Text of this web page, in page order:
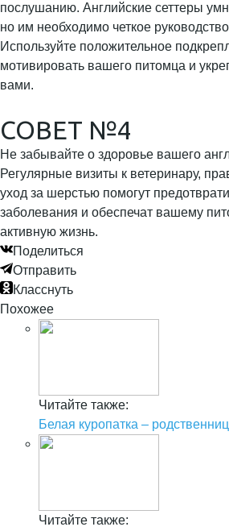
послушанию. Английские сеттеры
но им необходимо четкое руководство
Используйте положительное
мотивировать вашего питомца и
вами.
СОВЕТ №4
Не забывайте о здоровье вашего
Регулярные визиты к ветеринару,
уход за шерстью помогут
заболевания и обеспечат вашему
активную жизнь.
Поделиться
Отправить
Класснуть
Похожее
Читайте также:
Белая куропатка –
Читайте также: